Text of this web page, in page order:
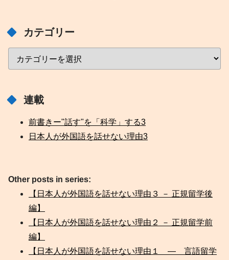
カテゴリー
連載
前書きー"話す"を「科学」する3
日本人が外国語を話せない理由3
Other posts in series:
【日本人が外国語を話せない理由３ － 正規留学後
編】
【日本人が外国語を話せない理由２ － 正規留学前
編】
【日本人が外国語を話せない理由１ ― 言語留学